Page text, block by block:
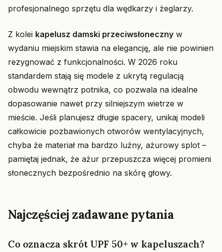
profesjonalnego sprzętu dla wędkarzy i żeglarzy.
Z kolei kapelusz damski przeciwsłoneczny w
wydaniu miejskim stawia na elegancję, ale nie powinien
rezygnować z funkcjonalności. W 2026 roku
standardem stają się modele z ukrytą regulacją
obwodu wewnątrz potnika, co pozwala na idealne
dopasowanie nawet przy silniejszym wietrze w
mieście. Jeśli planujesz długie spacery, unikaj modeli
całkowicie pozbawionych otworów wentylacyjnych,
chyba że materiał ma bardzo luźny, ażurowy splot –
pamiętaj jednak, że ażur przepuszcza więcej promieni
słonecznych bezpośrednio na skórę głowy.
Najczęściej zadawane pytania
Co oznacza skrót UPF 50+ w kapeluszach?